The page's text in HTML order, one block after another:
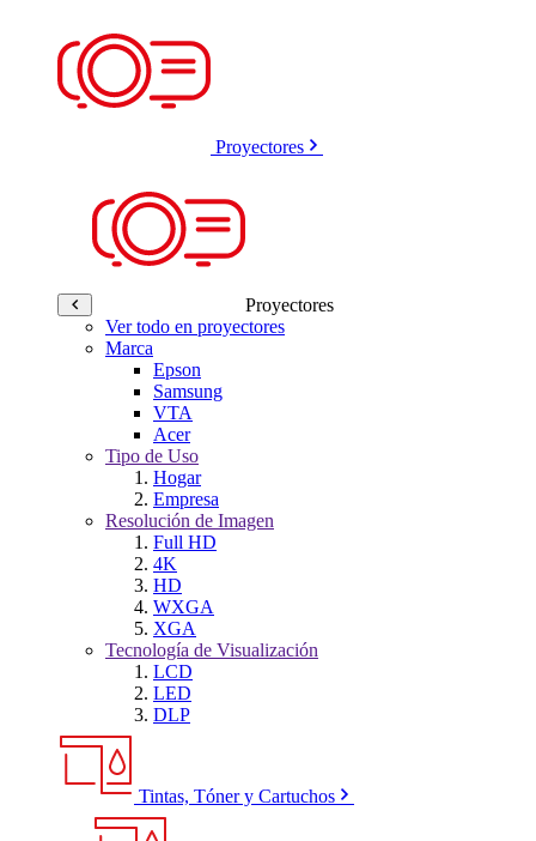
Proyectores
Proyectores
Ver todo en proyectores
Marca
Epson
Samsung
VTA
Acer
Tipo de Uso
Hogar
Empresa
Resolución de Imagen
Full HD
4K
HD
WXGA
XGA
Tecnología de Visualización
LCD
LED
DLP
Tintas, Tóner y Cartuchos